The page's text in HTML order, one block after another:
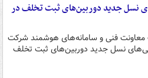
نسل جدید دوربین‌های ثبت تخلف در
فنی و سامانه‌های هوشمند شرکت
نسل جدید دوربین‌های ثبت تخلف